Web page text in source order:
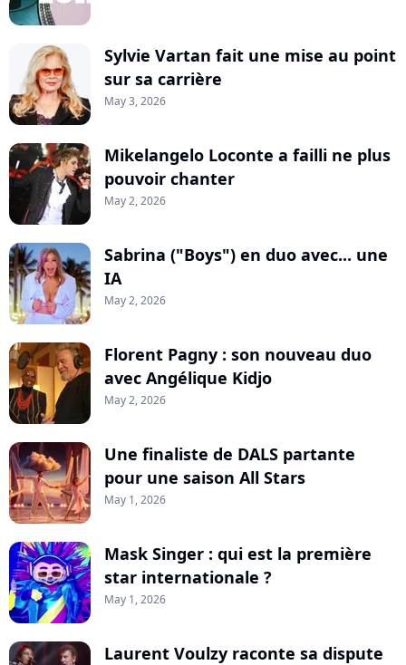
Sylvie Vartan fait une mise au point
sur sa carrière
May 3, 2026
Mikelangelo Loconte a failli ne plus
pouvoir chanter
May 2, 2026
Sabrina ("Boys") en duo avec... une
IA
May 2, 2026
Florent Pagny : son nouveau duo
avec Angélique Kidjo
May 2, 2026
Une finaliste de DALS partante
pour une saison All Stars
May 1, 2026
Mask Singer : qui est la première
star internationale ?
May 1, 2026
Laurent Voulzy raconte sa dispute